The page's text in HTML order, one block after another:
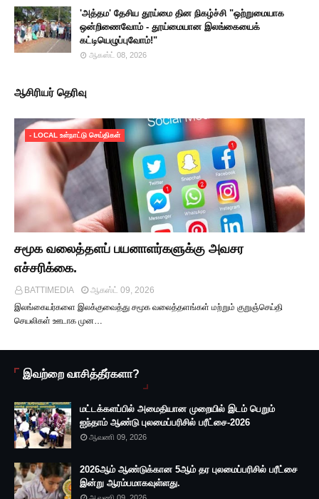
'அத்தம' தேசிய தூய்மை தின நிகழ்ச்சி "ஒற்றுமையாக
ஒன்றிணைவோம் - தூய்மையான இலங்கையைக்
கட்டியெழுப்புவோம்!"
ஆகஸ்ட் 08, 2026
ஆசிரியர் தெரிவு
- LOCAL உள்நாட்டு செய்திகள்
சமூக வலைத்தளப் பயனாளர்களுக்கு அவசர
எச்சரிக்கை.
BATTIMEDIA
ஆகஸ்ட் 09, 2026
இலங்கையர்களை இலக்குவைத்து சமூக வலைத்தளங்கள் மற்றும் குறுஞ்செய்தி
செயலிகள் ஊடாக முன…
இவற்றை வாசித்தீர்களா?
மட்டக்களப்பில் அமைதியான முறையில் இடம் பெறும்
ஐந்தாம் ஆண்டு புலமைப்பரிசில் பரீட்சை-2026
ஆவணி 09, 2026
2026ஆம் ஆண்டுக்கான 5ஆம் தர புலமைப்பரிசில் பரீட்சை
இன்று ஆரம்பமாகவுள்ளது.